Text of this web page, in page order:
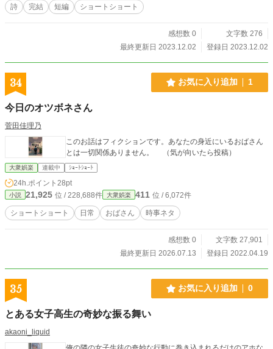
詩 完結 短編 ショートショート
感想数 0
文字数 276
最終更新日 2023.12.02
登録日 2023.12.02
34 お気に入り追加 1
今日のオツボネさん
菅田佳理乃
このお話はフィクションです。あなたの身近にいるおばさん
とは一切関係ありません。 （気が向いたら投稿）
大衆娯楽 連載中 ｼｮｰﾄｼｮｰﾄ
24h.ポイント 28pt
小説 21,925 位 / 228,688件 大衆娯楽 411 位 / 6,072件
ショートショート 日常 おばさん 時事ネタ
感想数 0
文字数 27,901
最終更新日 2026.07.13
登録日 2022.04.19
35 お気に入り追加 0
とある女子高生の奇妙な振る舞い
akaoni_liquid